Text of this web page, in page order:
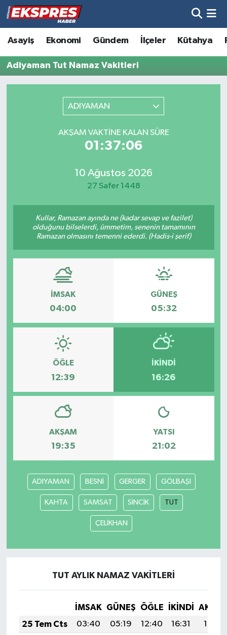
Asayiş Ekonomi Gündem İlçeler Kütahya
Adiyaman Tut Namaz Vakitleri
ADIYAMAN
AKŞAM VAKTINE KALAN SÜRE
01:37:06
10 Ağustos 2026
27 Safer 1448
Kullar, Ramazan ayında ne (kadar sevap ve fazilet)
olduğunu bilselerdi, ümmetim, senenin tamamının
Ramazan olmasını temenni ederdi. (Hadis-i şerif)
İMSAK
04:00
GÜNEŞ
05:32
ÖĞLE
12:39
İKINDI
16:26
AKŞAM
19:35
YATSI
21:02
ADIYAMAN BESNİ GERGER GÖLBAŞI
KAHTA SAMSAT SİNCİK TUT
ÇELİKHAN
TUT AYLIK NAMAZ VAKITLERI
İMSAK GÜNEŞ ÖĞLE İKINDI
25 Tem Cts
03:40 05:19 12:40 16:31
19:51
Altıntaş
Asayiş
Biyografiler
Çavdarhisar
Dumlupınar
Ekonomi
Emet
Foto Galeri
Gediz
İlçeler
Köşe Yazıları
Hava Durumu
Trafik Durumu
Tüm Manşetler
Son Dakika Haberleri
Haber Arşivi